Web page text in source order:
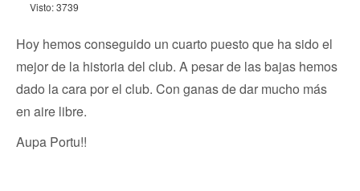
Visto: 3739
Hoy hemos conseguido un cuarto puesto que ha sido el
mejor de la historia del club. A pesar de las bajas hemos
dado la cara por el club. Con ganas de dar mucho más
en aire libre.
Aupa Portu!!